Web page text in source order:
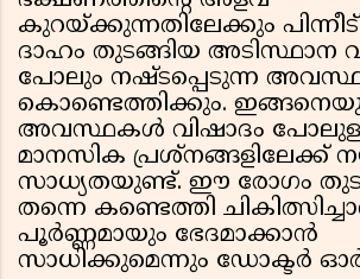
കുറയ്ക്കുന്നതിലേക്കും പിന്നീട്
ദാഹം തുടങ്ങിയ അടിസ്ഥാന
പോലും നഷ്ടപ്പെടുന്ന
കൊണ്ടെത്തിക്കും.
അവസ്ഥകൾ വിഷാദം പോലുള്ള
മാനസിക പ്രശ്നങ്ങളിലേക്ക്
സാധ്യതയുണ്ട്. ഈ രോഗം
തന്നെ കണ്ടെത്തി
പൂർണ്ണമായും ഭേദമാക്കാൻ
സാധിക്കുമെന്നും ഡോക്ടർ